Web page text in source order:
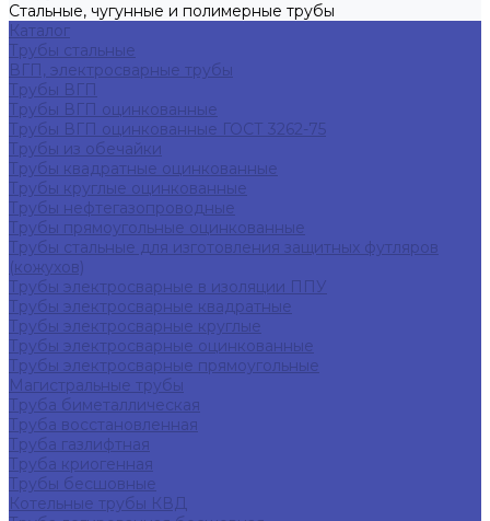
Стальные, чугунные и полимерные трубы
Каталог
Трубы стальные
ВГП, электросварные трубы
Трубы ВГП
Трубы ВГП оцинкованные
Трубы ВГП оцинкованные ГОСТ 3262-75
Трубы из обечайки
Трубы квадратные оцинкованные
Трубы круглые оцинкованные
Трубы нефтегазопроводные
Трубы прямоугольные оцинкованные
Трубы стальные для изготовления защитных футляров
(кожухов)
Трубы электросварные в изоляции ППУ
Трубы электросварные квадратные
Трубы электросварные круглые
Трубы электросварные оцинкованные
Трубы электросварные прямоугольные
Магистральные трубы
Труба биметаллическая
Труба восстановленная
Труба газлифтная
Труба криогенная
Трубы бесшовные
Котельные трубы КВД